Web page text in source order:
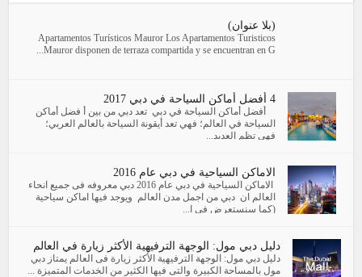
(بلا عنوان)
Apartamentos Turísticos Mauror Los Apartamentos Turisticos
Mauror disponen de terraza compartida y se encuentran en G...
أفضل أماكن السياحة في دبي تعد دبي من بين أ فضل أماكن
السياحة في العالم؛ فهي تعد أيقونة السياحة بالعالم العربي؛
فهي تظم العديد...
الاماكن السياحية في دبي عام 2016
الاماكن السياحية في دبي عام 2016 دبي معروفه فى جميع انحاء
العالم ان دبي من اجمل مدن العالم ويوجد فيها اماكن سياحية
(كما سنستعرض فى ا...
دليل دبي مول: الوجهة الترفيهية الأكثر زيارة في العالم
دليل دبي مول: الوجهة الترفيهية الأكثر زيارة فى العالم يمتاز دبي
مول بالمساحة الكبيرة والتى فيها الكثير من الخدمات المتميزة ...